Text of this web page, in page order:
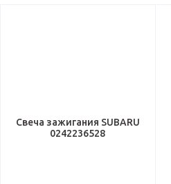
Свеча зажигания SUBARU
0242236528